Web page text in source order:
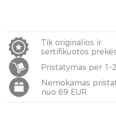
Tik originalios ir
sertifikuotos
Pristatymas per 1-
Nemokamas
nuo 69 EUR